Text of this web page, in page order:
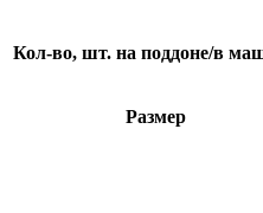
Кол-во, шт. на поддоне/в
Размер